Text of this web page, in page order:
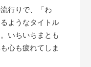
行りで、「わ
ようなタイトル
いちいちまとも
心も疲れてしま